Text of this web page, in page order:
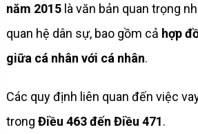
năm 2015là văn bản quan trọng
quan hệ dân sự, bao gồm cả hợp
giữa cá nhân với cá nhân.
Các quy định liên quan đến việc
trong Điều 463 đến Điều 471.